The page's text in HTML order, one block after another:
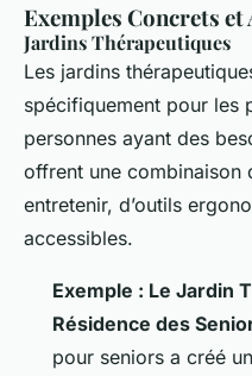
Exemples Concrets et
Jardins Thérapeutiques
Les jardins
spécifiquement pour les
personnes ayant des
offrent une combinaison
entretenir, d’outils
accessibles.
Exemple : Le Jardin
Résidence des
pour seniors a créé